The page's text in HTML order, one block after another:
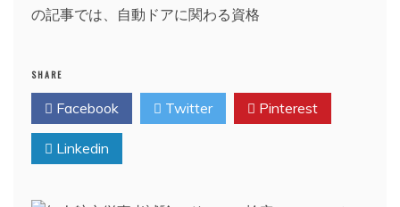
の記事では、自動ドアに関わる資格
SHARE
Facebook Twitter Pinterest
Linkedin